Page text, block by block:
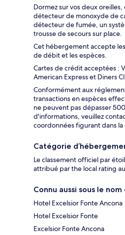
Dormez sur vos deux
détecteur de monoxyde de
détecteur de fumée, un
trousse de secours sur place.
Cet hébergement accepte
de débit et les espèces.
Cartes de crédit acceptées :
American Express et Diners
Conformément aux
transactions en espèces
ne peuvent pas dépasser
d'informations, veuillez
coordonnées figurant dans
Catégorie
Le classement officiel par
attribué par the local rating
Connu aussi sous le nom
Hotel Excelsior Fonte Ancona
Hotel Excelsior Fonte
Excelsior Fonte Ancona